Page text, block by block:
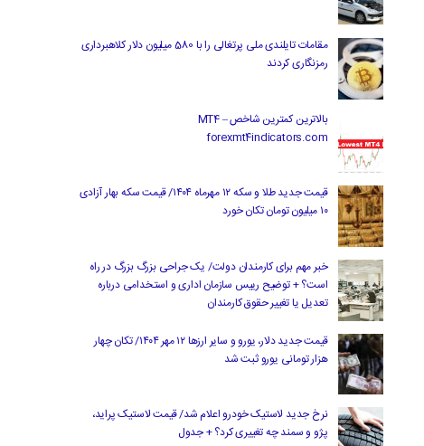
مقامات تایلندی ملی پرتغالی را با 580 میلیون دلار کلاهبرداری
رمزنگاری کردند
بالاترین کمترین شاخص MT4 –
forexmt4indicators.com
قیمت جدید طلا و سکه ۱۲ مهرماه ۱۴۰۴/ قیمت سکه بهار آزادی
۱۰ میلیون تومان تکان خورد
خبر مهم برای کارمندان دولت/ یک جراحی بزرگ بزرگ در راه
است؟ + توضیح رییس سازمان اداری و استخدامی درباره
تعدیل یا تغییر حقوق کارمندان
قیمت جدید دلار، یورو و سایر ارزها ۱۲ مهر ۱۴۰۴/ تکان چهار
هزار تومانی یورو ثبت شد
نرخ جدید لاستیک خودرو اعلام شد/ قیمت لاستیک پراید،
پژو و سمند چه تغییری کرد؟ + جدول